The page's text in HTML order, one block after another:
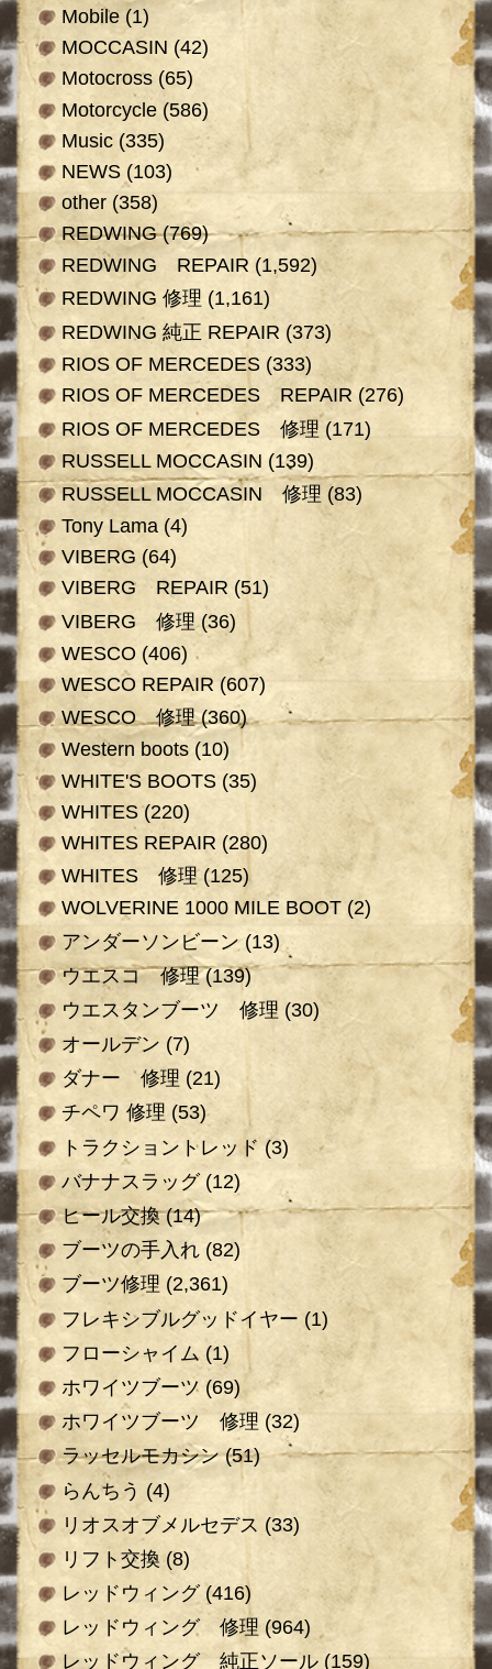
Mobile(1)
MOCCASIN (42)
Motocross(65)
Motorcycle(586)
Music(335)
NEWS(103)
other(358)
REDWING(769)
REDWING REPAIR (1,592)
REDWING 修理 (1,161)
REDWING 純正 REPAIR (373)
RIOS OF MERCEDES(333)
RIOS OF MERCEDES REPAIR (276)
RIOS OF MERCEDES 修理 (171)
RUSSELL MOCCASIN (139)
RUSSELL MOCCASIN 修理 (83)
Tony Lama(4)
VIBERG (64)
VIBERG REPAIR (51)
VIBERG 修理(36)
WESCO(406)
WESCO REPAIR (607)
WESCO 修理(360)
Western boots(10)
WHITE'S BOOTS(35)
WHITES(220)
WHITES REPAIR (280)
WHITES 修理(125)
WOLVERINE 1000 MILE BOOT(2)
アンダーソンビーン(13)
ウエスコ 修理(139)
ウエスタンブーツ 修理 (30)
オールデン (7)
ダナー 修理 (21)
チペワ 修理 (53)
トラクショントレッド(3)
バナナスラッグ(12)
ヒール交換(14)
ブーツの手入れ(82)
ブーツ修理 (2,361)
フレキシブルグッドイヤー (1)
フローシャイム(1)
ホワイツブーツ (69)
ホワイツブーツ 修理 (32)
ラッセルモカシン(51)
らんちう (4)
リオスオブメルセデス (33)
リフト交換 (8)
レッドウィング(416)
レッドウィング 修理(964)
レッドウィング 純正ソール(159)